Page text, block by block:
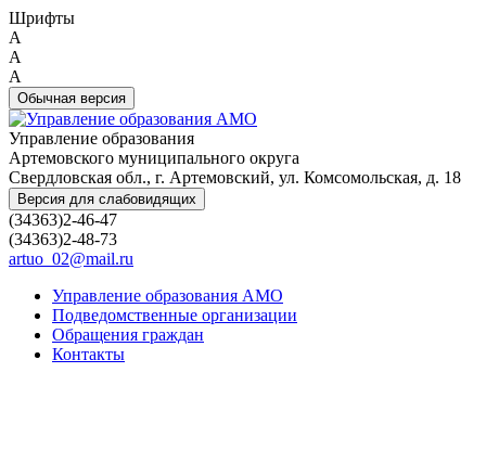
Шрифты
A
A
A
Обычная версия
Управление образования
Артемовского муниципального округа
Свердловская обл., г. Артемовский, ул. Комсомольская, д. 18
Версия для слабовидящих
(34363)2-46-47
(34363)2-48-73
artuo_02@mail.ru
Управление образования АМО
Подведомственные организации
Обращения граждан
Контакты